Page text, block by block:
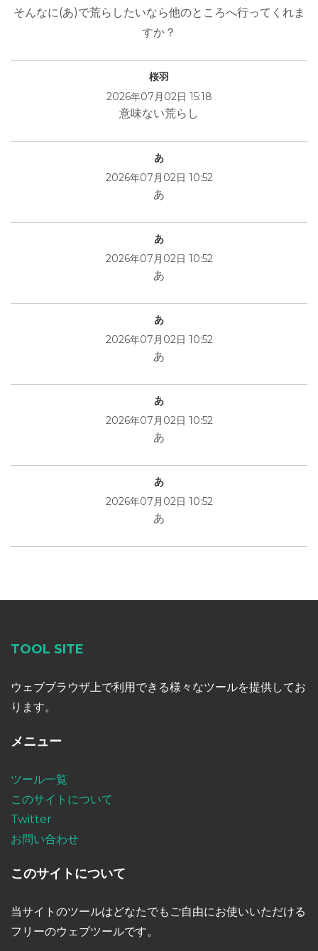
そんなに(あ)で荒らしたいなら他のところへ行ってくれま
すか？
桜羽
2026年07月02日 15:18
意味ない荒らし
あ
2026年07月02日 10:52
あ
あ
2026年07月02日 10:52
あ
あ
2026年07月02日 10:52
あ
あ
2026年07月02日 10:52
あ
あ
2026年07月02日 10:52
あ
TOOL SITE
ウェブブラウザ上で利用できる様々なツールを提供してお
ります。
メニュー
ツール一覧
このサイトについて
Twitter
お問い合わせ
このサイトについて
当サイトのツールはどなたでもご自由にお使いいただける
フリーのウェブツールです。